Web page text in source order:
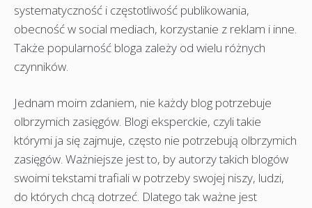
systematyczność i częstotliwość publikowania,
obecność w social mediach, korzystanie z reklam i inne.
Także popularność bloga zależy od wielu różnych
czynników.
Jednam moim zdaniem, nie każdy blog potrzebuje
olbrzymich zasięgów. Blogi eksperckie, czyli takie
którymi ja się zajmuje, często nie potrzebują olbrzymich
zasięgów. Ważniejsze jest to, by autorzy takich blogów
swoimi tekstami trafiali w potrzeby swojej niszy, ludzi,
do których chcą dotrzeć. Dlatego tak ważne jest